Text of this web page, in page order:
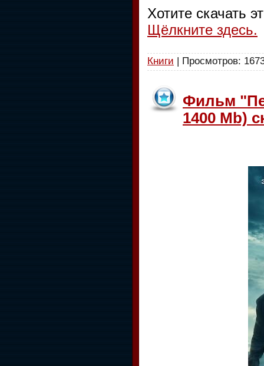
Хотите скачать
Щёлкните здесь.
Книги | Просмотров:
Фильм
1400 Mb)